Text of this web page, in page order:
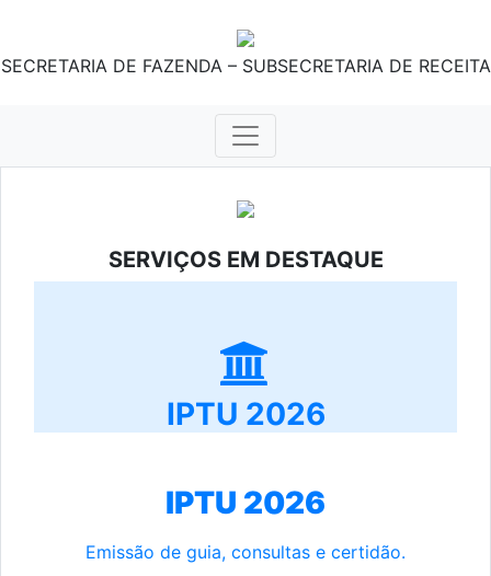
SECRETARIA DE FAZENDA – SUBSECRETARIA DE RECEITA
SERVIÇOS EM DESTAQUE
IPTU 2026
IPTU 2026
Emissão de guia, consultas e certidão.